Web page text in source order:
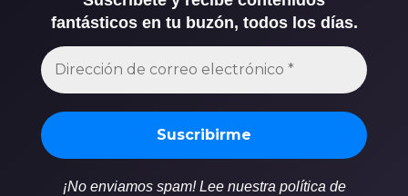
fantásticos en tu buzón, todos los días.
¡No enviamos spam! Lee nuestra política de